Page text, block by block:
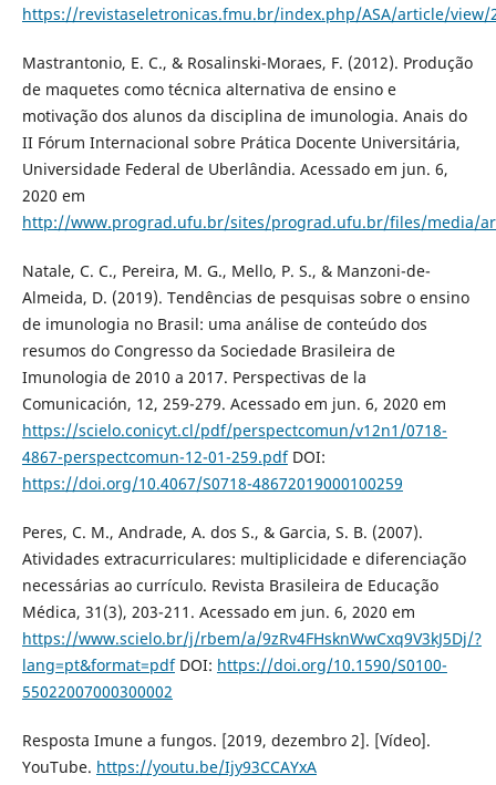
https://revistaseletronicas.fmu.br/index.php/ASA/article/view/
Mastrantonio, E. C., & Rosalinski-Moraes, F. (2012). Produção
de maquetes como técnica alternativa de ensino e
motivação dos alunos da disciplina de imunologia. Anais do
II Fórum Internacional sobre Prática Docente Universitária,
Universidade Federal de Uberlândia. Acessado em jun. 6,
2020 em
http://www.prograd.ufu.br/sites/prograd.ufu.br/files/media/
Natale, C. C., Pereira, M. G., Mello, P. S., & Manzoni-de-
Almeida, D. (2019). Tendências de pesquisas sobre o ensino
de imunologia no Brasil: uma análise de conteúdo dos
resumos do Congresso da Sociedade Brasileira de
Imunologia de 2010 a 2017. Perspectivas de la
Comunicación, 12, 259-279. Acessado em jun. 6, 2020 em
https://scielo.conicyt.cl/pdf/perspectcomun/v12n1/0718-
4867-perspectcomun-12-01-259.pdfDOI:
https://doi.org/10.4067/S0718-48672019000100259
Peres, C. M., Andrade, A. dos S., & Garcia, S. B. (2007).
Atividades extracurriculares: multiplicidade e diferenciação
necessárias ao currículo. Revista Brasileira de Educação
Médica, 31(3), 203-211. Acessado em jun. 6, 2020 em
https://www.scielo.br/j/rbem/a/9zRv4FHsknWwCxq9V3kJ5Dj/?
lang=pt&format=pdfDOI: https://doi.org/10.1590/S0100-
55022007000300002
Resposta Imune a fungos. [2019, dezembro 2]. [Vídeo].
YouTube. https://youtu.be/Ijy93CCAYxA